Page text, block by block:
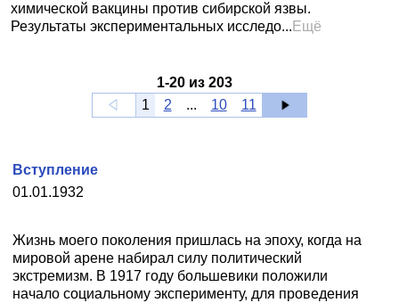
химической вакцины против сибирской язвы.
Результаты экспериментальных исследо... Ещё
1-20 из203
1
2 ... 10 11
01.01.1932
Вступление
Жизнь моего поколения пришлась на эпоху, когда на
мировой арене набирал силу политический
экстремизм. В 1917 году большевики положили
начало социальному эксперименту, для проведения